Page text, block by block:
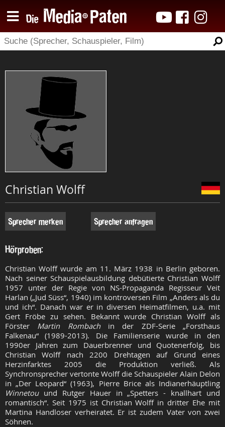
Christian Wolff
Sprecher merken Sprecher anfragen
Hörproben:
Christian Wolff wurde am 11. März 1938 in Berlin geboren.
Nach seiner Schauspielausbildung debütierte Christian Wolff
1957 unter der Regie von NS-Propaganda Regisseur Veit
Harlan („Jud Süss“, 1940) im kontroversen Film „Anders als du
und ich“. Danach war er in diversen Heimatfilmen, u.a. mit
Gert Fröbe zu sehen. Bekannt wurde Christian Wolff als
Förster Martin Rombachin der ZDF-Serie „Forsthaus
Falkenau“ (1989-2013). Die Familienserie wurde in den
1990er Jahren zum Dauerbrenner und Quotenerfolg, bis
Christian Wolff nach 2200 Drehtagen auf Grund eines
Herzinfarktes 2005 die Produktion verließ. Als
Synchronsprecher vertonte Wolff die Schauspieler Alain Delon
in „Der Leopard“ (1963), Pierre Brice als Indianerhäuptling
Winnetou und Rutger Hauer in „Spetters - knallhart und
romantisch“. Seit 1975 ist Christian Wolff in dritter Ehe mit
Martina Handloser verheiratet. Er ist zudem Vater von zwei
Söhnen.